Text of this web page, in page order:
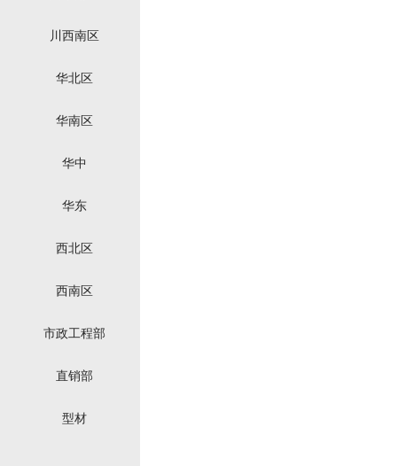
川西南区
华北区
华南区
华中
华东
西北区
西南区
市政工程部
直销部
型材